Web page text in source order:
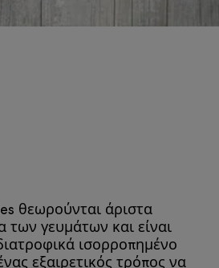
θεωρούνται άριστα
των γευμάτων και είναι
ισορροπημένο
εξαιρετικός τρόπος να